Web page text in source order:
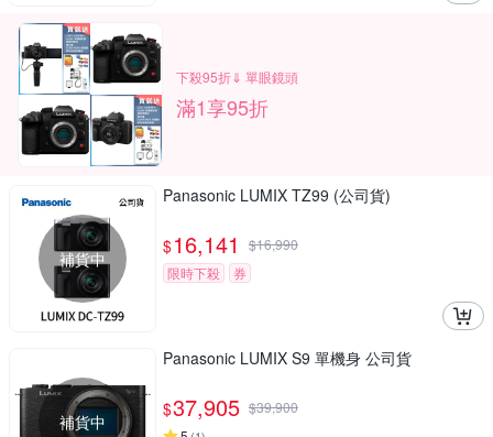
下殺95折⇓ 單眼鏡頭
滿1享95折
補貨中
Panasonic LUMIX TZ99 (公司貨)
$16,141 $16,990
限時下殺
券
補貨中
Panasonic LUMIX S9 單機身 公司貨
$37,905 $39,900